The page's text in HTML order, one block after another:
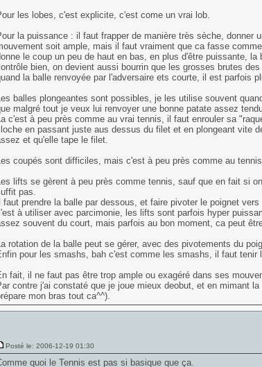
les lobes, c'est explicite, c'est come un vrai lob.
la puissance : il faut frapper de manière très sèche,
soit ample, mais il faut vraiment que ca fasse
le coup un peu de haut en bas, en plus d'être puissante,
bien, on devient aussi bourrin que les grosses brutes
la balle renvoyée par l'adversaire ets courte, il est parfois
balles plongeantes sont possibles, je les utilise souvent
malgré tout je veux lui renvoyer une bonne patate assez
c'est à peu près comme au vrai tennis, il faut enrouler sa
en passant juste aus dessus du filet et en plongeant vite
et qu'elle tape le filet.
coupés sont difficiles, mais c'est à peu près comme au
lifts se gèrent à peu près comme tennis, sauf que en fait si
pas.
Il faut prendre la balle par dessous, et faire pivoter le poignet
à utiliser avec parcimonie, les lifts sont parfois hyper
souvent du court, mais parfois au bon moment, ca peut
rotation de la balle peut se gérer, avec des pivotements du
pour les smashs, bah c'est comme les smashs, il faut
fait, il ne faut pas être trop ample ou exagéré dans ses
contre j'ai constaté que je joue mieux deobut, et en mimant
mon bras tout ca^^).
Posté le: 2006-12-19 01:30
quoi le Tennis est pas si basique que ça.